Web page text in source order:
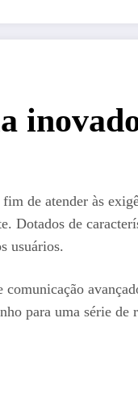
de atender às
Dotados de
usuários.
para uma série de